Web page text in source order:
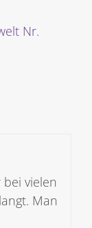
Nr.
vielen
Man